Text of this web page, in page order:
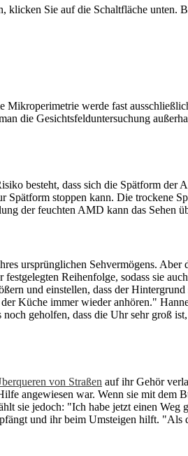
klicken Sie auf die Schaltfläche unten.
werde fast
die Gesichtsfelduntersuchung
besteht, dass sich die Spätform der
stoppen kann. Die trockene
der feuchten AMD kann das Sehen
ursprünglichen Sehvermögens.
Reihenfolge, sodass sie
und einstellen, dass der
Küche immer wieder anhören."
geholfen, dass die Uhr sehr groß
von Straßen auf ihr Gehör
angewiesen war. Wenn sie mit dem
sie jedoch: "Ich habe jetzt einen
und ihr beim Umsteigen hilft. "Als